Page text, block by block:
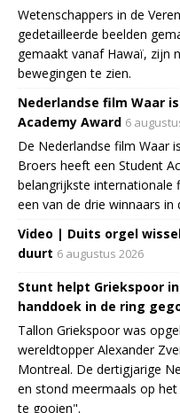
Wetenschappers in de
gedetailleerde beelden
gemaakt vanaf Hawaï, zijn
bewegingen te zien.
Nederlandse film Waar
Academy Award 6
De Nederlandse film Waar
Broers heeft een Student
belangrijkste internationale
een van de drie winnaars
Video | Duits orgel
duurt 6 augustus 2026
Stunt helpt Griekspoor
handdoek in de ring
Tallon Griekspoor was
wereldtopper Alexander
Montreal. De dertigjarige
en stond meermaals op
te gooien".